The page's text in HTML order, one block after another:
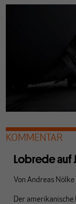
KOMMENTAR
Lobrede auf
Von Andreas Nölke
Der